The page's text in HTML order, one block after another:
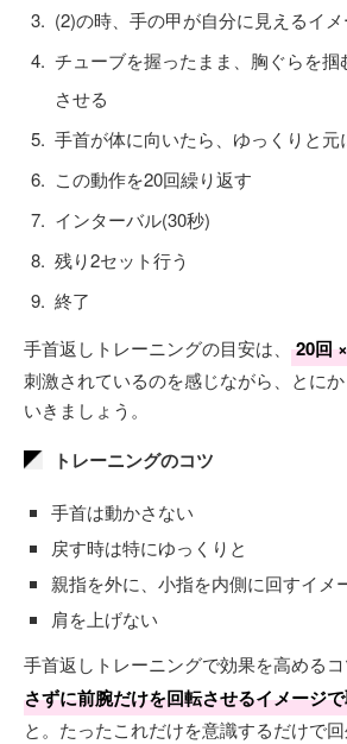
(2)の時、手の甲が自分に見えるイ
チューブを握ったまま、胸ぐらを
させる
手首が体に向いたら、ゆっくりと元
この動作を20回繰り返す
インターバル(30秒)
残り2セット行う
終了
手首返しトレーニングの目安は、
20回
刺激されているのを感じながら、とに
いきましょう。
トレーニングのコツ
手首は動かさない
戻す時は特にゆっくりと
親指を外に、小指を内側に回すイメ
肩を上げない
手首返しトレーニングで効果を高めるコ
さずに前腕だけを回転させるイメージ
と。たったこれだけを意識するだけで